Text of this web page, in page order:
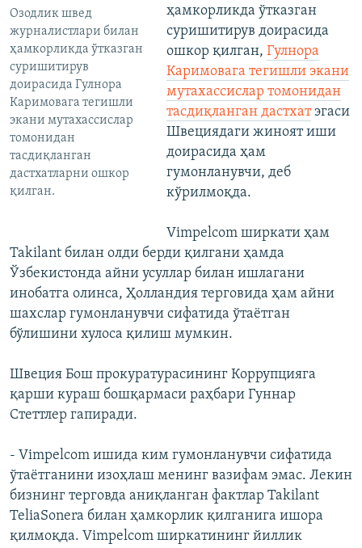
Озодлик швед
журналистлари билан
ҳамкорликда ўтказган
суришитирув
доирасида Гулнора
Каримовага тегишли
экани мутахассислар
томонидан
тасдиқланган
дастхатларни ошкор
қилган.
ҳамкорликда ўтказган
суришитирув доирасида
ошкор қилган, Гулнора
Каримовага тегишли экани
мутахассислар томонидан
тасдиқланган дастхатэгаси
Швециядаги жиноят иши
доирасида ҳам
гумонланувчи, деб
кўрилмоқда.
Vimpelcom ширкати ҳам
Takilant билан олди берди қилгани ҳамда
Ўзбекистонда айни усуллар билан ишлагани
инобатга олинса, Ҳолландия терговида ҳам айни
шахслар гумонланувчи сифатида ўтаётган
бўлишини хулоса қилиш мумкин.
Швеция Бош прокуратурасининг Коррупцияга
қарши кураш бошқармаси раҳбари Гуннар
Стеттлер гапиради.
- Vimpelcom ишида ким гумонланувчи сифатида
ўтаётганини изоҳлаш менинг вазифам эмас. Лекин
бизнинг терговда аниқланган фактлар Takilant
TeliaSonera билан ҳамкорлик қилганига ишора
қилмоқда. Vimpelcom ширкатининг йиллик